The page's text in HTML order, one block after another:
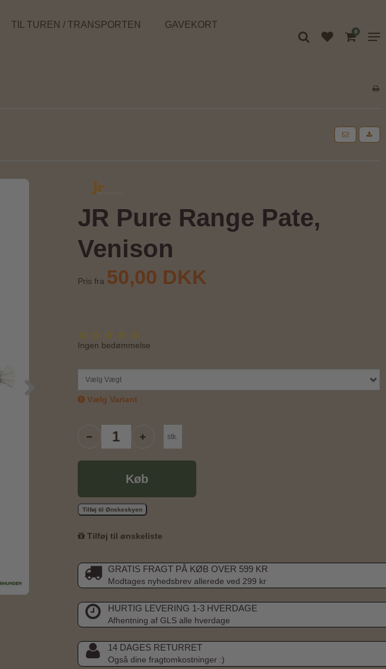
TIL TUREN / TRANSPORTEN GAVEKORT
0
JR Pure Range Pate,
Venison
Pris fra 50,00 DKK
Ingen bedømmelse
Vælg Vægt
Vælg Variant
stk.
Køb
Tilføj til Ønskeskyen
Tilføj til ønskeliste
GRATIS FRAGT PÅ KØB OVER 599 KR
Modtages nyhedsbrev allerede ved 299 kr
HURTIG LEVERING 1-3 HVERDAGE
Afhentning af GLS alle hverdage
14 DAGES RETURRET
Også dine fragtomkostninger :)